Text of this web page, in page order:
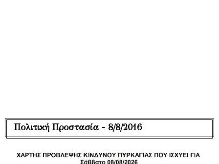
Πολιτική Προστασία - 8/8/2016